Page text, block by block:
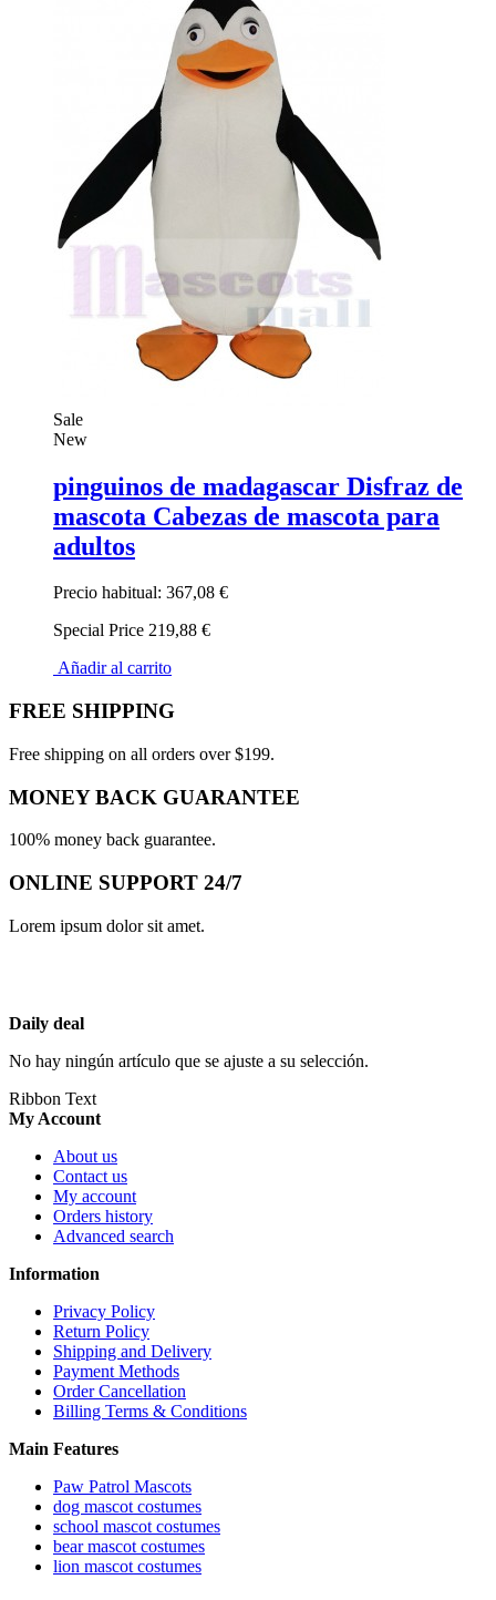
Sale
New
pinguinos de madagascar Disfraz de
mascota Cabezas de mascota para
adultos
Precio habitual: 367,08 €
Special Price 219,88 €
Añadir al carrito
FREE SHIPPING
Free shipping on all orders over $199.
MONEY BACK GUARANTEE
100% money back guarantee.
ONLINE SUPPORT 24/7
Lorem ipsum dolor sit amet.
Daily deal
No hay ningún artículo que se ajuste a su selección.
Ribbon Text
My Account
About us
Contact us
My account
Orders history
Advanced search
Information
Privacy Policy
Return Policy
Shipping and Delivery
Payment Methods
Order Cancellation
Billing Terms & Conditions
Main Features
Paw Patrol Mascots
dog mascot costumes
school mascot costumes
bear mascot costumes
lion mascot costumes